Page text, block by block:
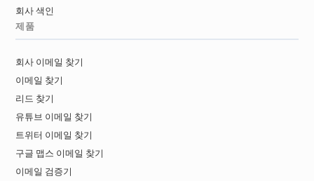
회사 색인
제품
회사 이메일 찾기
이메일 찾기
리드 찾기
유튜브 이메일 찾기
트위터 이메일 찾기
구글 맵스 이메일 찾기
이메일 검증기